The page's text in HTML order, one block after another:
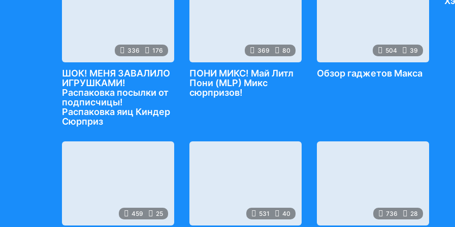
336 176
ШОК! МЕНЯ ЗАВАЛИЛО
ИГРУШКАМИ!
Распаковка посылки от
подписчицы!
Распаковка яиц Киндер
Сюрприз
369 80
ПОНИ МИКС! Май Литл
Пони (MLP) Микс
сюрпризов!
504 39
Обзор гаджетов Макса
459 25 531 40 736 28